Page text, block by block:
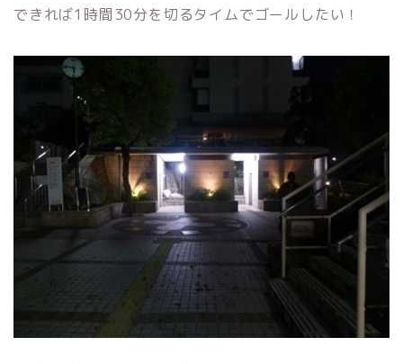
できれば1時間30分を切るタイムでゴールしたい！